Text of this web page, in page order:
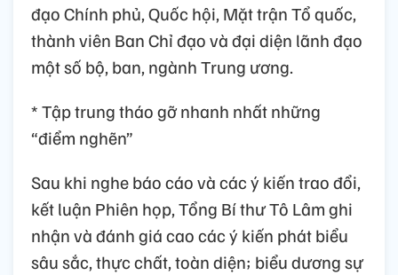
đạo Chính phủ, Quốc hội, Mặt trận Tổ quốc,
thành viên Ban Chỉ đạo và đại diện lãnh đạo
một số bộ, ban, ngành Trung ương.
* Tập trung tháo gỡ nhanh nhất những
“điểm nghẽn”
Sau khi nghe báo cáo và các ý kiến trao đổi,
kết luận Phiên họp, Tổng Bí thư Tô Lâm ghi
nhận và đánh giá cao các ý kiến phát biểu
sâu sắc, thực chất, toàn diện; biểu dương sự